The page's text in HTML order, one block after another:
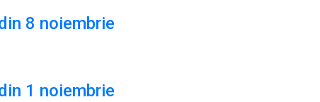
8 noiembrie
1 noiembrie